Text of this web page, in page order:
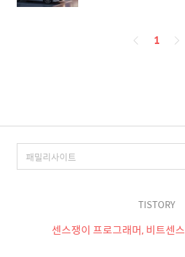
페
1
TISTORY
센스쟁이 프로그래머, 비트센스